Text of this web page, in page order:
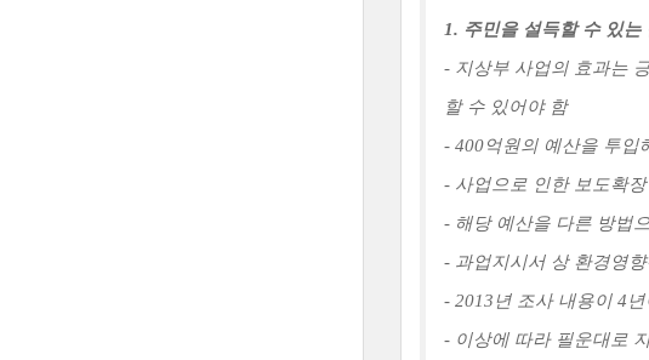
1. 주민을 설득할 수 있
- 지상부 사업의 효과는
할 수 있어야 함
- 400억원의 예산을 투입
- 사업으로 인한 보도확
- 해당 예산을 다른 방법
- 과업지시서 상 환경영
- 2013년 조사 내용이 4
- 이상에 따라 필운대로